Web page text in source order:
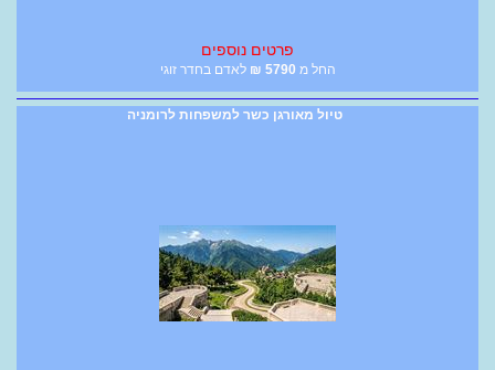
פרטים נוספים
החל מ 5790
₪ לאדם בחדר זוגי
טיול מאורגן כשר למשפחות לרומניה